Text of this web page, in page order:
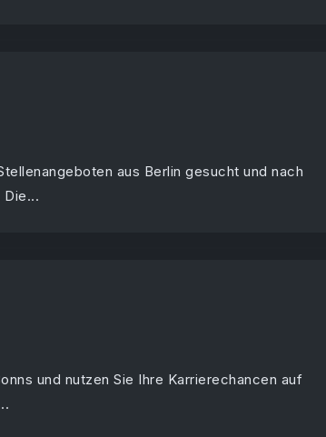
aus Berlin gesucht und nach
und nutzen Sie Ihre Karrierechancen auf